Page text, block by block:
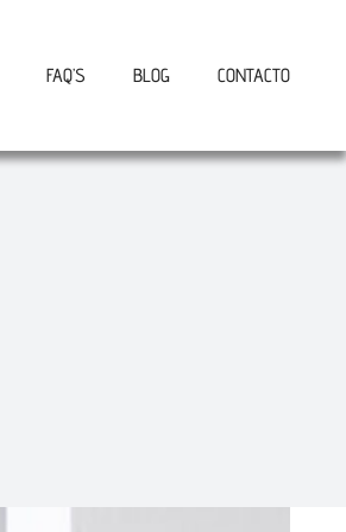
FAQ’S BLOG CONTACTO